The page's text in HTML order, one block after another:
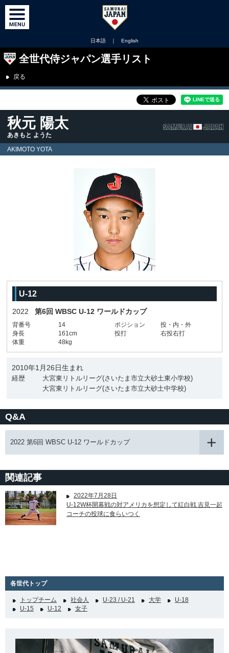
日本語 ｜ English
全世代侍ジャパン選手リスト
戻る
秋元 陽太
あきもと ようた
AKIMOTO YOTA
U-12
2022 第6回 WBSC U-12 ワールドカップ
背番号 14 ポジション
投・内・外
身長
161cm 投打
右投右打
体重
48kg
2010年1月26日生まれ
経歴
大宮東リトルリーグ(さいたま市立大砂土東小学校)
大宮東リトルリーグ(さいたま市立大砂土中学校)
Q&A
2022 第6回 WBSC U-12 ワールドカップ
関連記事
2022年7月28日
U-12W杯開幕戦の対アメリカを想定して紅白戦 吉見一起
コーチの投球に食らいつく
各世代トップ
トップチーム 社会人 U-23 / U-21 大学
U-18
U-15
U-12 女子